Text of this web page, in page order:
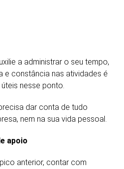
a administrar o seu tempo,
e constância nas atividades é
nesse ponto.
dar conta de tudo
nem na sua vida pessoal.
apoio
anterior, contar com